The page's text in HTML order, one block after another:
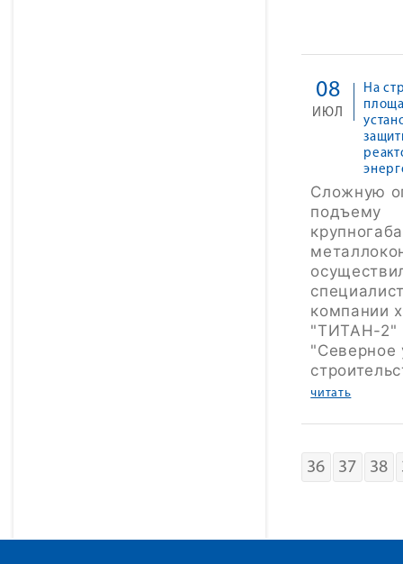
На
08
ИЮЛЬ
Сложную
подъему
компании
"ТИТАН-2"
"Северное
читать
36 37 38